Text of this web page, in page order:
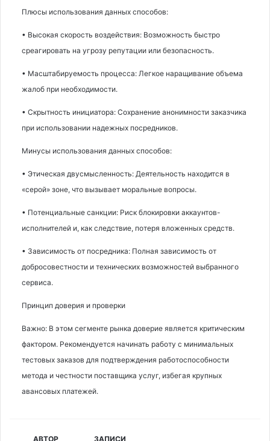
Плюсы использования данных способов:
• Высокая скорость воздействия: Возможность быстро
среагировать на угрозу репутации или безопасность.
• Масштабируемость процесса: Легкое наращивание объема
жалоб при необходимости.
• Скрытность инициатора: Сохранение анонимности заказчика
при использовании надежных посредников.
Минусы использования данных способов:
• Этическая двусмысленность: Деятельность находится в
«серой» зоне, что вызывает моральные вопросы.
• Потенциальные санкции: Риск блокировки аккаунтов-
исполнителей и, как следствие, потеря вложенных средств.
• Зависимость от посредника: Полная зависимость от
добросовестности и технических возможностей выбранного
сервиса.
Принцип доверия и проверки
Важно: В этом сегменте рынка доверие является критическим
фактором. Рекомендуется начинать работу с минимальных
тестовых заказов для подтверждения работоспособности
метода и честности поставщика услуг, избегая крупных
авансовых платежей.
АВТОР ЗАПИСИ